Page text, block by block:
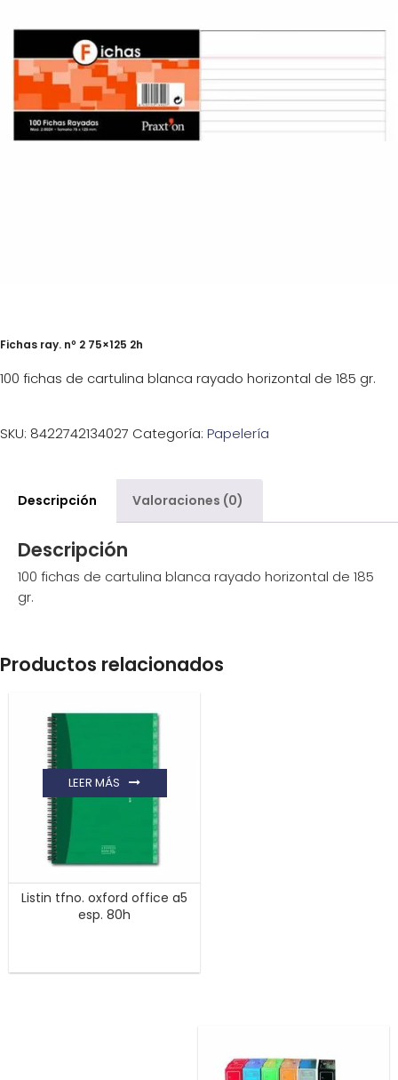
0,00€
¡Imprimir!
Fichas ray. nº 2 75×125 2h
100 fichas de cartulina blanca rayado horizontal de 185 gr.
SKU: 8422742134027 Categoría: Papelería
Descripción Valoraciones (0)
Descripción
100 fichas de cartulina blanca rayado horizontal de 185
gr.
Productos relacionados
Listin tfno. oxford office a5
esp. 80h
LEER MÁS